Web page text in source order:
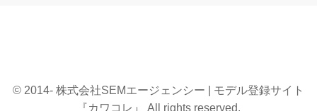
© 2014- 株式会社SEMエージェンシー | モデル登録サイト
『カワコレ』 All rights reserved.